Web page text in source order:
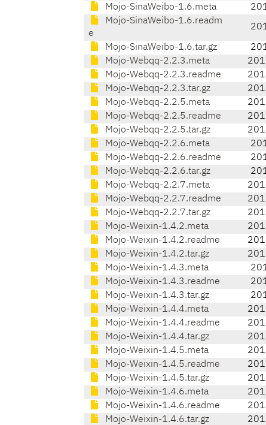
Mojo-SinaWeibo-1.6.meta
Mojo-SinaWeibo-1.6.readm
e
Mojo-SinaWeibo-1.6.tar.gz
Mojo-Webqq-2.2.3.meta
Mojo-Webqq-2.2.3.readme
Mojo-Webqq-2.2.3.tar.gz
Mojo-Webqq-2.2.5.meta
Mojo-Webqq-2.2.5.readme
Mojo-Webqq-2.2.5.tar.gz
Mojo-Webqq-2.2.6.meta
Mojo-Webqq-2.2.6.readme
Mojo-Webqq-2.2.6.tar.gz
Mojo-Webqq-2.2.7.meta
Mojo-Webqq-2.2.7.readme
Mojo-Webqq-2.2.7.tar.gz
Mojo-Weixin-1.4.2.meta
Mojo-Weixin-1.4.2.readme
Mojo-Weixin-1.4.2.tar.gz
Mojo-Weixin-1.4.3.meta
Mojo-Weixin-1.4.3.readme
Mojo-Weixin-1.4.3.tar.gz
Mojo-Weixin-1.4.4.meta
Mojo-Weixin-1.4.4.readme
Mojo-Weixin-1.4.4.tar.gz
Mojo-Weixin-1.4.5.meta
Mojo-Weixin-1.4.5.readme
Mojo-Weixin-1.4.5.tar.gz
Mojo-Weixin-1.4.6.meta
Mojo-Weixin-1.4.6.readme
Mojo-Weixin-1.4.6.tar.gz